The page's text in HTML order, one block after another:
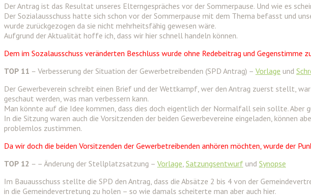
Der Antrag ist das Resultat unseres Elterngespräches vor der Sommerpause. Und wie es
Der Sozialausschuss hatte sich schon vor der Sommerpause mit dem Thema befasst und
wurde zurückgezogen da sie nicht mehrheitsfähig gewesen wäre.
Aufgrund der Aktualität hoffe ich, dass wir hier schnell handeln können.
Dem im Sozalausschuss veränderten Beschluss wurde ohne Redebeitrag und Gegenstimme
TOP 11 – Verbesserung der Situation der Gewerbetreibenden (SPD Antrag) – Vorlage und
Der Gewerbeverein schreibt einen Brief und der Wettkampf, wer den Antrag zuerst stellt,
geschaut werden, was man verbessern kann.
Man könnte auf die Idee kommen, dass dies doch eigentlich der Normalfall sein sollte. Aber
In die Sitzung waren auch die Vorsitzenden der beiden Gewerbevereine eingeladen, können
problemlos zustimmen.
Da wir doch die beiden Vorsitzenden der Gewerbetreibenden anhören möchten, wurde der
TOP 12 – – Änderung der Stellplatzsatzung – Vorlage Satzungsentwurf und Synopse
Im Bauausschuss stellte die SPD den Antrag, dass die Absätze 2 bis 4 von der
in die Gemeindevertretung zu holen – so wie damals scheiterte man aber auch hier.